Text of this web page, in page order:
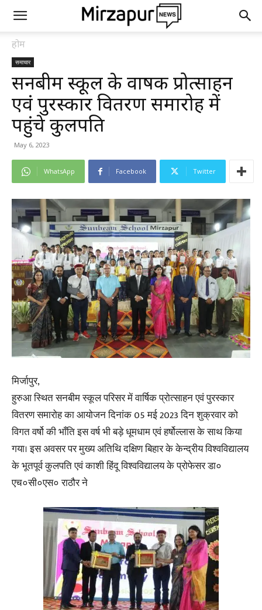
होम
समाचार
सनबीम स्कूल के वार्षिक प्रोत्साहन
एवं पुरस्कार वितरण समारोह में
पहुंचे कुलपति
May 6, 2023
WhatsApp Facebook Twitter
मिर्जापुर,
हुरुआ स्थित सनबीम स्कूल परिसर में वार्षिक प्रोत्साहन एवं पुरस्कार
वितरण समारोह का आयोजन दिनांक 05 मई 2023 दिन शुक्रवार को
विगत वर्षो की भाँति इस वर्ष भी बड़े धूमधाम एवं हर्षोल्लास के साथ किया
गया। इस अवसर पर मुख्य अतिथि दक्षिण बिहार के केन्द्रीय विश्वविद्यालय
के भूतपूर्व कुलपति एवं काशी हिंदू विश्वविद्यालय के प्रोफेसर डा०
एच०सी०एस० राठौर ने